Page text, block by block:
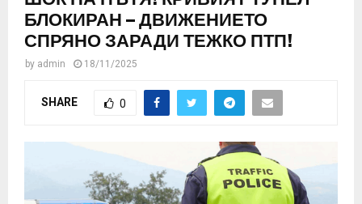
БЛОКИРАН – ДВИЖЕНИЕТО
СПРЯНО ЗАРАДИ ТЕЖКО ПТП!
by admin 18/11/2025
SHARE 0